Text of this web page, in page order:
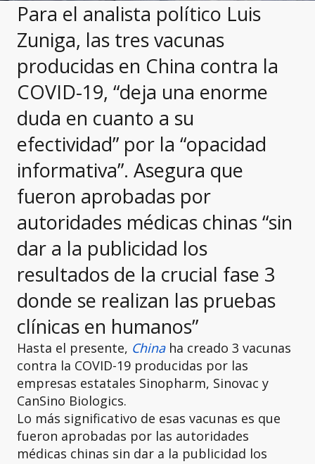
Para el analista político Luis
Zuniga, las tres vacunas
producidas en China contra la
COVID-19, “deja una enorme
duda en cuanto a su
efectividad” por la “opacidad
informativa”. Asegura que
fueron aprobadas por
autoridades médicas chinas “sin
dar a la publicidad los
resultados de la crucial fase 3
donde se realizan las pruebas
clínicas en humanos”
Hasta el presente, Chinaha creado 3 vacunas
contra la COVID-19 producidas por las
empresas estatales Sinopharm, Sinovac y
CanSino Biologics.
Lo más significativo de esas vacunas es que
fueron aprobadas por las autoridades
médicas chinas sin dar a la publicidad los